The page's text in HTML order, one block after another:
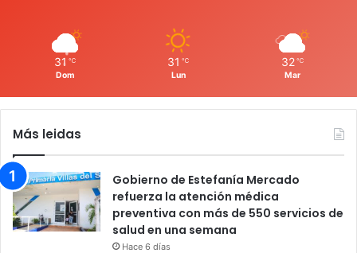
31 ℃
Dom
31 ℃
Lun
32 ℃
Mar
Más leidas
Gobierno de Estefanía Mercado
refuerza la atención médica
preventiva con más de 550 servicios de
salud en una semana
Hace 6 días